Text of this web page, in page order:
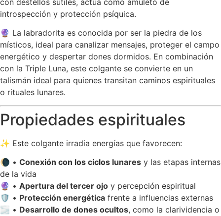
introspección y protección psíquica.
🔮 La labradorita es conocida por ser la piedra de los
místicos, ideal para canalizar mensajes, proteger el campo
energético y despertar dones dormidos. En combinación
con la Triple Luna, este colgante se convierte en un
talismán ideal para quienes transitan caminos espirituales
o rituales lunares.
Propiedades espirituales
✨ Este colgante irradia energías que favorecen:
🌘 • Conexión con los ciclos lunares y las etapas internas
de la vida
🔮 • Apertura del tercer ojo y percepción espiritual
🛡️ • Protección energética frente a influencias externas
🌫️ • Desarrollo de dones ocultos, como la clarividencia o